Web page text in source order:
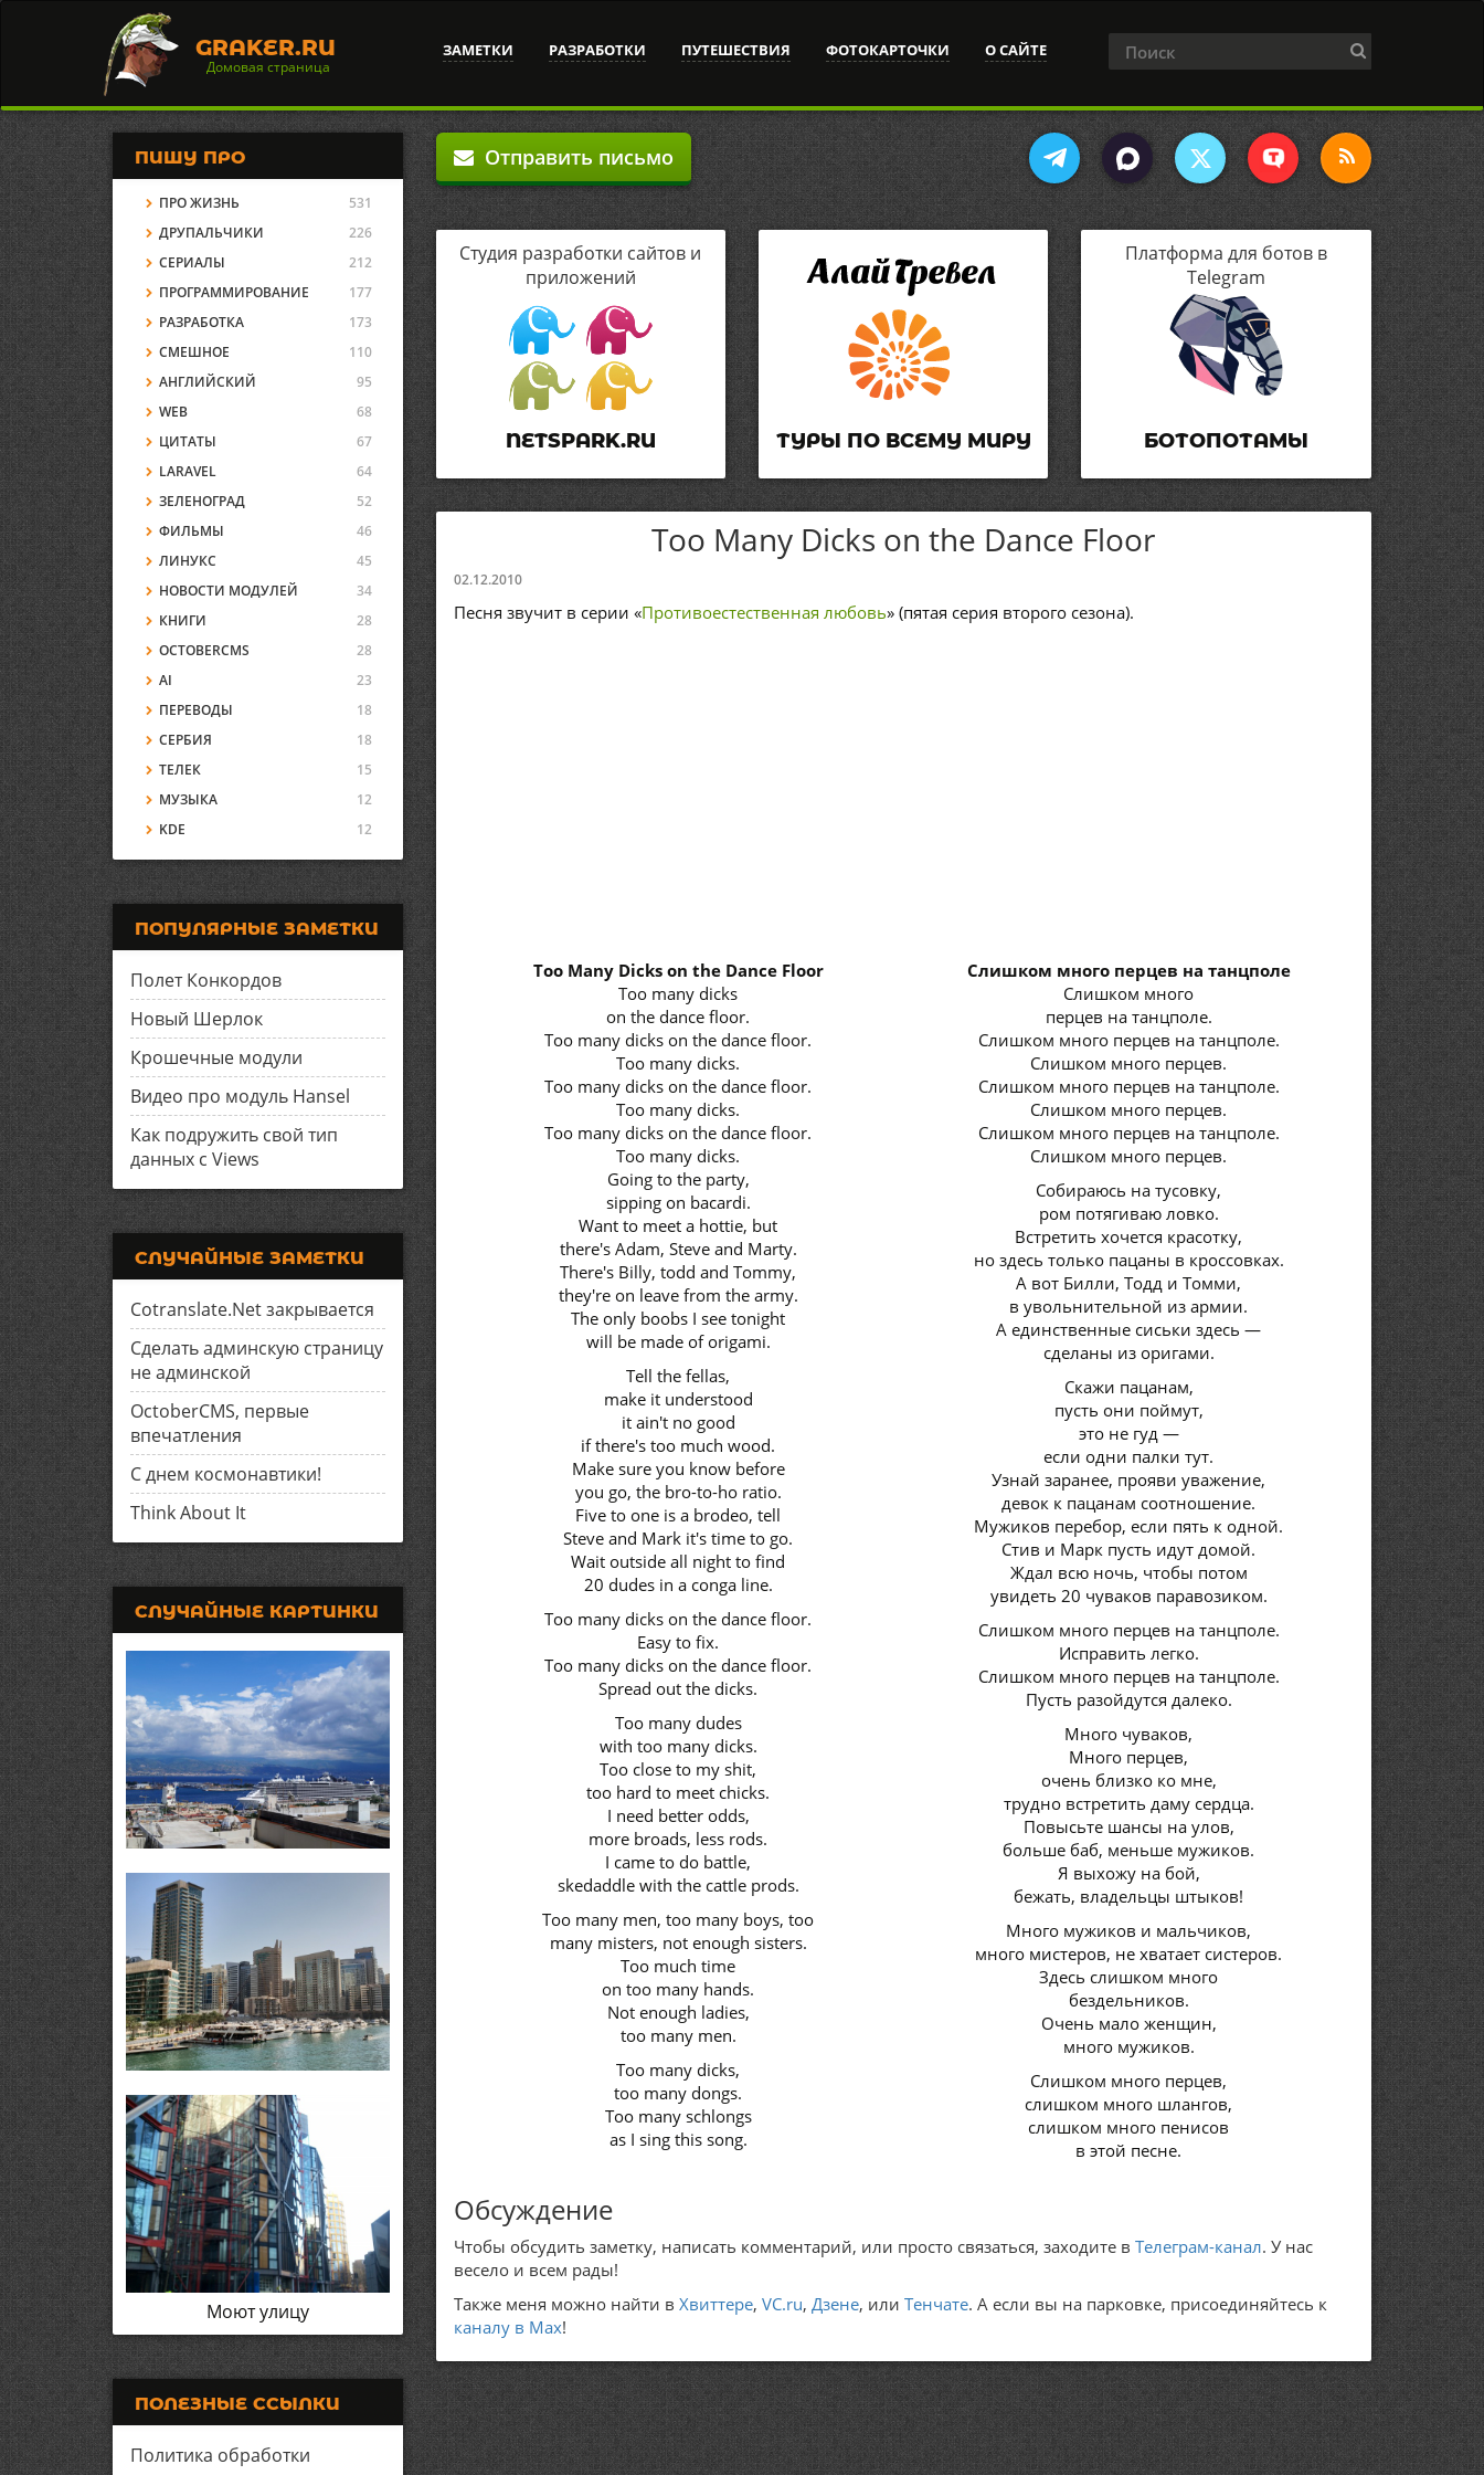
GRAKER.RU
Домовая страница
ЗАМЕТКИ РАЗРАБОТКИ ПУТЕШЕСТВИЯ ФОТОКАРТОЧКИ О САЙТЕ
Отправить письмо
Студия разработки сайтов и
приложений
NETSPARK.RU ТУРЫ ПО ВСЕМУ МИРУ
Платформа для ботов в
Telegram
БОТОПОТАМЫ
Too Many Dicks on the Dance Floor
02.12.2010
Песня звучит в серии «Противоестественная любовь» (пятая серия второго сезона).
Too Many Dicks on the Dance Floor
Too many dicks
on the dance floor.
Too many dicks on the dance floor.
Too many dicks.
Too many dicks on the dance floor.
Too many dicks.
Too many dicks on the dance floor.
Too many dicks.
Going to the party,
sipping on bacardi.
Want to meet a hottie, but
there's Adam, Steve and Marty.
There's Billy, todd and Tommy,
they're on leave from the army.
The only boobs I see tonight
will be made of origami.
Tell the fellas,
make it understood
it ain't no good
if there's too much wood.
Make sure you know before
you go, the bro-to-ho ratio.
Five to one is a brodeo, tell
Steve and Mark it's time to go.
Wait outside all night to find
20 dudes in a conga line.
Too many dicks on the dance floor.
Easy to fix.
Too many dicks on the dance floor.
Spread out the dicks.
Too many dudes
with too many dicks.
Too close to my shit,
too hard to meet chicks.
I need better odds,
more broads, less rods.
I came to do battle,
skedaddle with the cattle prods.
Too many men, too many boys, too
many misters, not enough sisters.
Too much time
on too many hands.
Not enough ladies,
too many men.
Too many dicks,
too many dongs.
Too many schlongs
as I sing this song.
Слишком много перцев на танцполе
Слишком много
перцев на танцполе.
Слишком много перцев на танцполе.
Слишком много перцев.
Слишком много перцев на танцполе.
Слишком много перцев.
Слишком много перцев на танцполе.
Слишком много перцев.
Собираюсь на тусовку,
ром потягиваю ловко.
Встретить хочется красотку,
но здесь только пацаны в кроссовках.
А вот Билли, Тодд и Томми,
в увольнительной из армии.
А единственные сиськи здесь —
сделаны из оригами.
Скажи пацанам,
пусть они поймут,
это не гуд —
если одни палки тут.
Узнай заранее, прояви уважение,
девок к пацанам соотношение.
Мужиков перебор, если пять к одной.
Стив и Марк пусть идут домой.
Ждал всю ночь, чтобы потом
увидеть 20 чуваков паравозиком.
Слишком много перцев на танцполе.
Исправить легко.
Слишком много перцев на танцполе.
Пусть разойдутся далеко.
Много чуваков,
Много перцев,
очень близко ко мне,
трудно встретить даму сердца.
Повысьте шансы на улов,
больше баб, меньше мужиков.
Я выхожу на бой,
бежать, владельцы штыков!
Много мужиков и мальчиков,
много мистеров, не хватает систеров.
Здесь слишком много
бездельников.
Очень мало женщин,
много мужиков.
Слишком много перцев,
слишком много шлангов,
слишком много пенисов
в этой песне.
Обсуждение
Чтобы обсудить заметку, написать комментарий, или просто связаться, заходите в Телеграм-канал. У нас
весело и всем рады!
Также меня можно найти в Хвиттере, VC.ru, Дзене, или Тенчате. А если вы на парковке, присоединяйтесь к
каналу в Max!
ПИШУ ПРО
ПРО ЖИЗНЬ
531
ДРУПАЛЬЧИКИ
226
СЕРИАЛЫ
212
ПРОГРАММИРОВАНИЕ
177
РАЗРАБОТКА
173
СМЕШНОЕ
110
АНГЛИЙСКИЙ
95
WEB
68
ЦИТАТЫ
67
LARAVEL
64
ЗЕЛЕНОГРАД
52
ФИЛЬМЫ
46
ЛИНУКС
45
НОВОСТИ МОДУЛЕЙ
34
КНИГИ
28
OCTOBERCMS
28
AI
23
ПЕРЕВОДЫ
18
СЕРБИЯ
18
ТЕЛЕК
15
МУЗЫКА
12
KDE
12
ПОПУЛЯРНЫЕ ЗАМЕТКИ
Полет Конкордов
Новый Шерлок
Крошечные модули
Видео про модуль Hansel
Как подружить свой тип
данных с Views
СЛУЧАЙНЫЕ ЗАМЕТКИ
Cotranslate.Net закрывается
Сделать админскую страницу
не админской
OctoberCMS, первые
впечатления
С днем космонавтики!
Think About It
СЛУЧАЙНЫЕ КАРТИНКИ
Моют улицу
ПОЛЕЗНЫЕ ССЫЛКИ
Политика обработки